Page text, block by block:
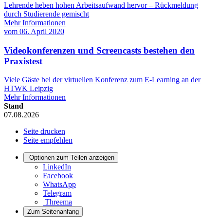
Lehrende heben hohen Arbeitsaufwand hervor – Rückmeldung
durch Studierende gemischt
Mehr Informationen
vom 06. April 2020
Videokonferenzen und Screencasts bestehen den
Praxistest
Viele Gäste bei der virtuellen Konferenz zum E-Learning an der
HTWK Leipzig
Mehr Informationen
Stand
07.08.2026
Seite drucken
Seite empfehlen
Optionen zum Teilen anzeigen
LinkedIn
Facebook
WhatsApp
Telegram
Threema
Zum Seitenanfang